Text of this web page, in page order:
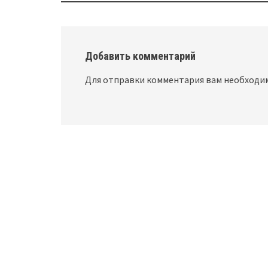
Добавить комментарий
Для отправки комментария вам